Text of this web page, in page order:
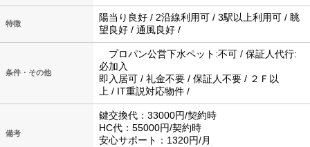
特徴
陽当り良好 / 2沿線利用可 / 3駅以上利用可 / 眺
望良好 / 通風良好 /
条件・その他
プロパン公営下水ペット:不可 / 保証人代行:
必加入
即入居可 / 礼金不要 / 保証人不要 / ２Ｆ以
上 / IT重説対応物件 /
備考
鍵交換代：33000円/契約時
HC代：55000円/契約時
安心サポート：1320円/月